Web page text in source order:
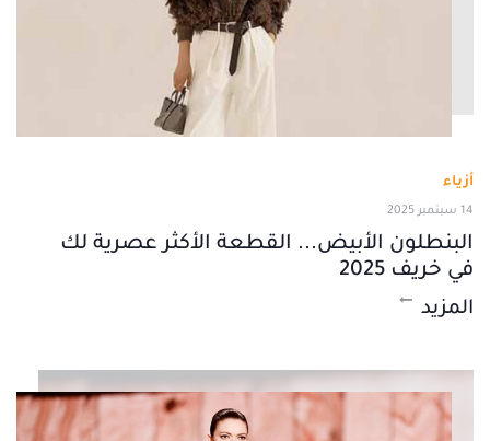
أزياء
14 سبتمبر 2025
البنطلون الأبيض... القطعة الأكثر عصرية لك
في خريف 2025
المزيد